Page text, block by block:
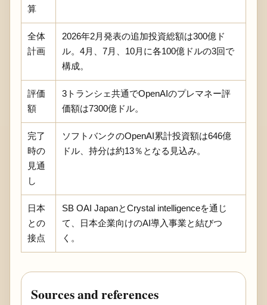
算
全体
計画
2026年2月発表の追加投資総額は300億ド
ル。4月、7月、10月に各100億ドルの3回で
構成。
評価
額
3トランシェ共通でOpenAIのプレマネー評
価額は7300億ドル。
完了
時の
見通
し
ソフトバンクのOpenAI累計投資額は646億
ドル、持分は約13％となる見込み。
日本
との
接点
SB OAI JapanとCrystal intelligenceを通じ
て、日本企業向けのAI導入事業と結びつ
く。
Sources and references